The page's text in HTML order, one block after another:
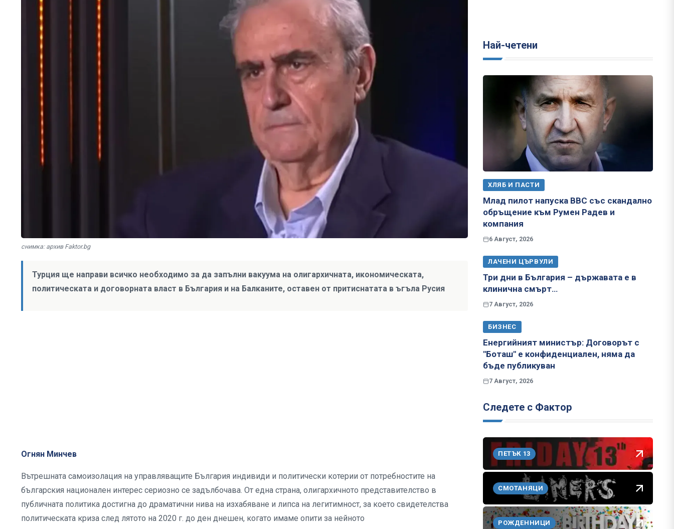
снимка: архив Faktor.bg
Турция ще направи всичко необходимо за да запълни вакуума на олигархичната, икономическата,
политическата и договорната власт в България и на Балканите, оставен от притиснатата в ъгъла Русия
Огнян Минчев
Вътрешната самоизолация на управляващите България индивиди и политически котерии от потребностите на
българския национален интерес сериозно се задълбочава. От една страна, олигархичното представителство в
публичната политика достигна до драматични нива на изхабяване и липса на легитимност, за което свидетелства
политическата криза след лятото на 2020 г. до ден днешен, когато имаме опити за нейното
Най-четени
ХЛЯБ И ПАСТИ
Млад пилот напуска ВВС със скандално
обръщение към Румен Радев и
компания
6 Август, 2026
ЛАЧЕНИ ЦЪРВУЛИ
Три дни в България – държавата е в
клинична смърт…
7 Август, 2026
БИЗНЕС
Енергийният министър: Договорът с
"Боташ" е конфиденциален, няма да
бъде публикуван
7 Август, 2026
Следете с Фактор
ПЕТЪК 13
СМОТАНЯЦИ
РОЖДЕННИЦИ